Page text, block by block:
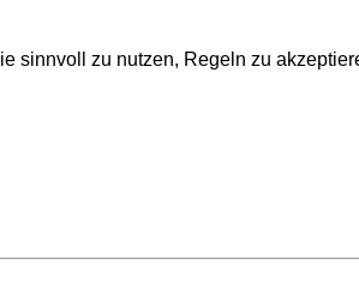
sinnvoll zu nutzen, Regeln zu